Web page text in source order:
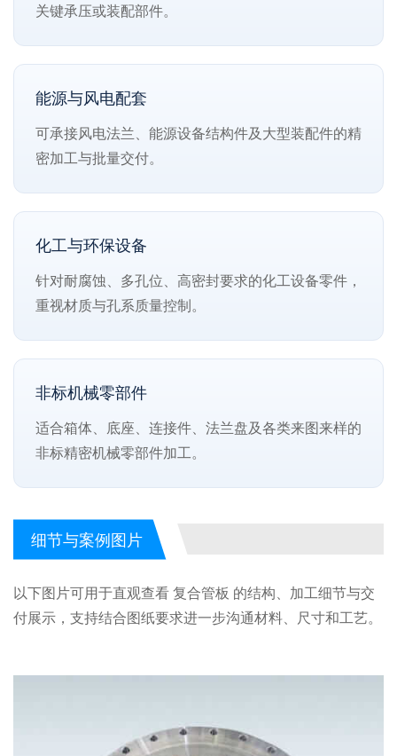
关键承压或装配部件。
能源与风电配套
可承接风电法兰、能源设备结构件及大型装配件的精
密加工与批量交付。
化工与环保设备
针对耐腐蚀、多孔位、高密封要求的化工设备零件，
重视材质与孔系质量控制。
非标机械零部件
适合箱体、底座、连接件、法兰盘及各类来图来样的
非标精密机械零部件加工。
细节与案例图片
以下图片可用于直观查看 复合管板 的结构、加工细节与交
付展示，支持结合图纸要求进一步沟通材料、尺寸和工艺。